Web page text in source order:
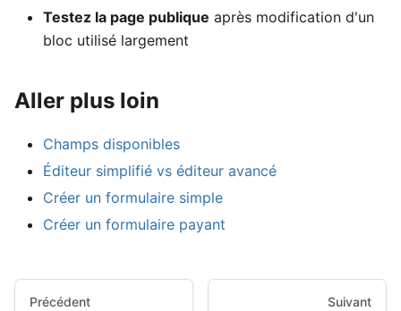
Testez la page publique après modification d'un
bloc utilisé largement
Aller plus loin
Champs disponibles
Éditeur simplifié vs éditeur avancé
Créer un formulaire simple
Créer un formulaire payant
Précédent Suivant